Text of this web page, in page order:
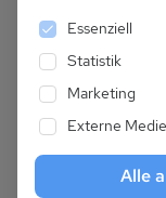
Es folgt eine
Essenziell
Statistik
Marketing
Externe
Alle